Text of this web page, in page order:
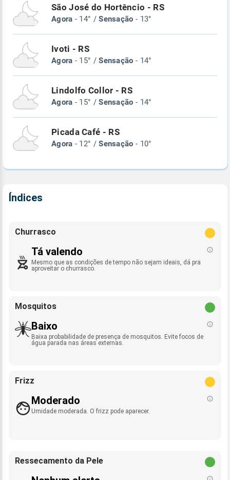
São José do Hortêncio - RS
Agora - 14° /Sensação - 13°
Ivoti - RS
Agora - 15° /Sensação - 14°
Lindolfo Collor - RS
Agora - 15° /Sensação - 14°
Picada Café - RS
Agora - 12° /Sensação - 10°
Índices
Churrasco
Tá valendo
Mesmo que as condições de tempo não sejam ideais, dá pra
aproveitar o churrasco.
Mosquitos
Baixo
Baixa probabilidade de presença de mosquitos. Evite focos de
água parada nas áreas externas.
Frizz
Moderado
Umidade moderada. O frizz pode aparecer.
Ressecamento da Pele